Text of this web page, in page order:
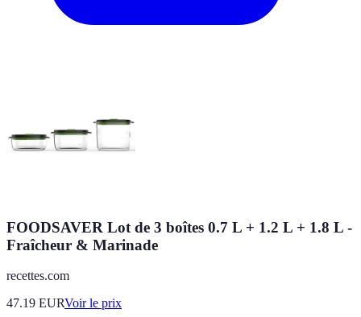
FOODSAVER Lot de 3 boîtes 0.7 L + 1.2 L + 1.8 L -
Fraîcheur & Marinade
recettes.com
47.19 EURVoir le prix